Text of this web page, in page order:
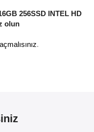
256SSD INTEL HD
olun
.